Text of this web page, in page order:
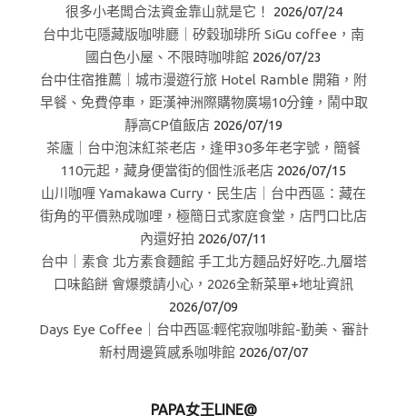
很多小老闆合法資金靠山就是它！
2026/07/24
台中北屯隱藏版咖啡廳｜矽穀珈琲所 SiGu coffee，南
國白色小屋、不限時咖啡館 2026/07/23
台中住宿推薦｜城市漫遊行旅 Hotel Ramble 開箱，附
早餐、免費停車，距漢神洲際購物廣場10分鐘，鬧中取
靜高CP值飯店 2026/07/19
茶廬｜台中泡沫紅茶老店，逢甲30多年老字號，簡餐
110元起，藏身便當街的個性派老店 2026/07/15
山川咖喱 Yamakawa Curry．民生店｜台中西區：藏在
街角的平價熟成咖哩，極簡日式家庭食堂，店門口比店
內還好拍 2026/07/11
台中｜素食 北方素食麵館 手工北方麵品好好吃..九層塔
口味餡餅 會爆漿請小心，2026全新菜單+地址資訊
2026/07/09
Days Eye Coffee｜台中西區:輕侘寂咖啡館-勤美、審計
新村周邊質感系咖啡館 2026/07/07
PAPA女王LINE@